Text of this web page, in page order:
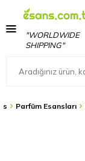
"WORLDWIDE
SHIPPING"
Parfüm Esansları